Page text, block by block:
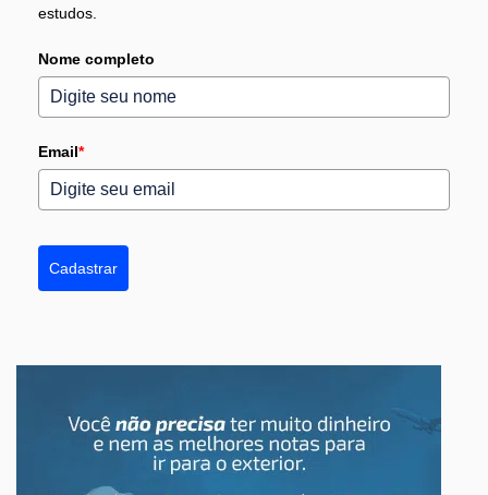
estudos.
Nome completo
Email*
Cadastrar